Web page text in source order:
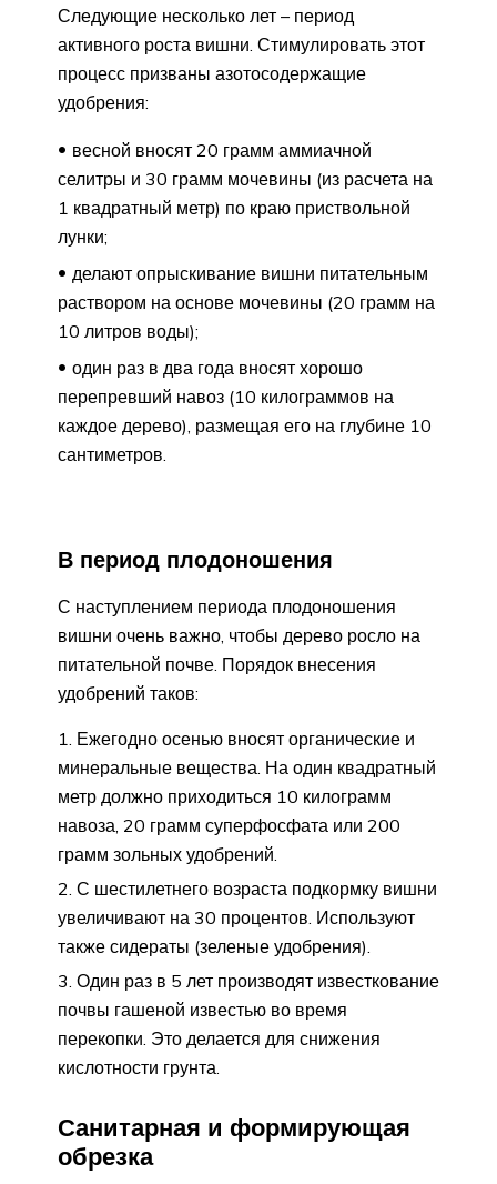
Следующие несколько лет – период
активного роста вишни. Стимулировать этот
процесс призваны азотосодержащие
удобрения:
весной вносят 20 грамм аммиачной
селитры и 30 грамм мочевины (из расчета на
1 квадратный метр) по краю приствольной
лунки;
делают опрыскивание вишни питательным
раствором на основе мочевины (20 грамм на
10 литров воды);
один раз в два года вносят хорошо
перепревший навоз (10 килограммов на
каждое дерево), размещая его на глубине 10
сантиметров.
В период плодоношения
С наступлением периода плодоношения
вишни очень важно, чтобы дерево росло на
питательной почве. Порядок внесения
удобрений таков:
Ежегодно осенью вносят органические и
минеральные вещества. На один квадратный
метр должно приходиться 10 килограмм
навоза, 20 грамм суперфосфата или 200
грамм зольных удобрений.
С шестилетнего возраста подкормку вишни
увеличивают на 30 процентов. Используют
также сидераты (зеленые удобрения).
Один раз в 5 лет производят известкование
почвы гашеной известью во время
перекопки. Это делается для снижения
кислотности грунта.
Санитарная и формирующая
обрезка